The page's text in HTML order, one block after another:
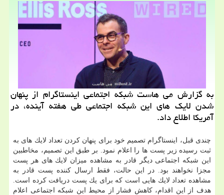
به گزارش می هاست شبكه اجتماعی اینستاگرام از پنهان
شدن لایك های این شبكه اجتماعی طی هفته آینده، در
آمریكا اطلاع داد.
چندی قبل، اینستاگرام تصمیم خود برای پنهان كردن تعداد لایك های به
ثبت رسیده زیر پست ها را اعلام نمود. بر طبق این تصمیم، مخاطبین
این شبكه اجتماعی دیگر قادر به مشاهده میزان لایك های هر پست
مجزا نخواهند بود. در این حالت، فقط ارسال كننده پست قادر به
مشاهده تعداد لایك هایی است كه برای یك پست دریافت كرده است.
هدف از این اقدام، كاهش فشار از محیط این شبكه اجتماعی اعلام